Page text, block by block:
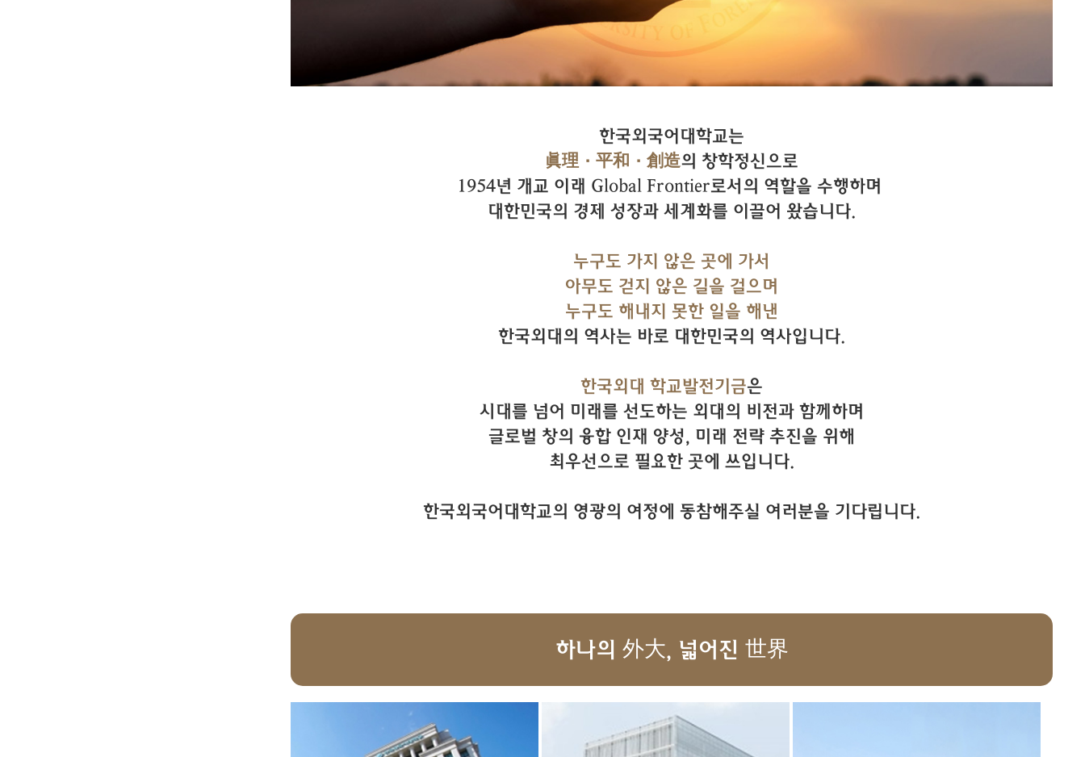
한국외국어대학교는
眞理·平和·創造의 창학정신으로
1954년 개교 이래 Global Frontier로서의 역할을 수행하며
대한민국의 경제 성장과 세계화를 이끌어 왔습니다.
누구도 가지 않은 곳에 가서
아무도 걷지 않은 길을 걸으며
누구도 해내지 못한 일을 해낸
한국외대의 역사는 바로 대한민국의 역사입니다.
한국외대 학교발전기금은
시대를 넘어 미래를 선도하는 외대의 비전과 함께하며
글로벌 창의 융합 인재 양성, 미래 전략 추진을 위해
최우선으로 필요한 곳에 쓰입니다.
한국외국어대학교의 영광의 여정에 동참해주실 여러분을 기다립니다.
하나의 外大, 넓어진 世界